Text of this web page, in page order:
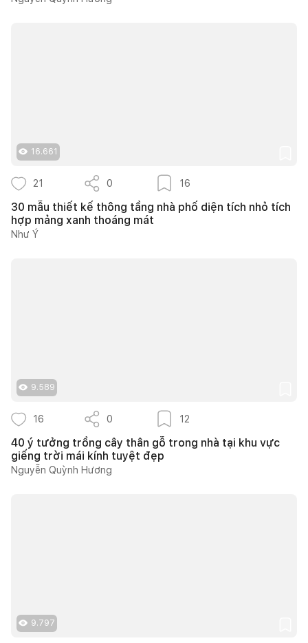
16.661
21 0 16
30 mẫu thiết kế thông tầng nhà phố diện tích nhỏ tích
hợp mảng xanh thoáng mát
Như Ý
9.589
16 0 12
40 ý tưởng trồng cây thân gỗ trong nhà tại khu vực
giếng trời mái kính tuyệt đẹp
Nguyễn Quỳnh Hương
9.797